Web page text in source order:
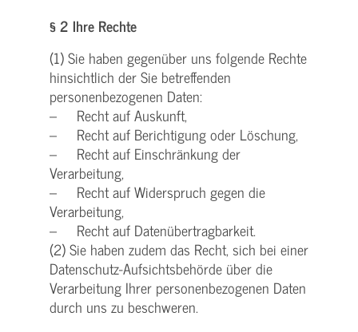
§ 2 Ihre Rechte
(1) Sie haben gegenüber uns folgende Rechte
hinsichtlich der Sie betreffenden
personenbezogenen Daten:
– Recht auf Auskunft,
– Recht auf Berichtigung oder Löschung,
– Recht auf Einschränkung der
Verarbeitung,
– Recht auf Widerspruch gegen die
Verarbeitung,
– Recht auf Datenübertragbarkeit.
(2) Sie haben zudem das Recht, sich bei einer
Datenschutz-Aufsichtsbehörde über die
Verarbeitung Ihrer personenbezogenen Daten
durch uns zu beschweren.